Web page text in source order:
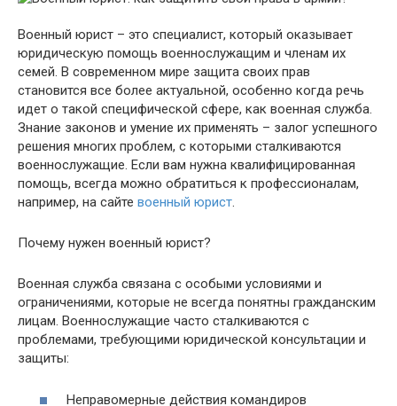
Военный юрист – это специалист, который оказывает
юридическую помощь военнослужащим и членам их
семей. В современном мире защита своих прав
становится все более актуальной, особенно когда речь
идет о такой специфической сфере, как военная служба.
Знание законов и умение их применять – залог успешного
решения многих проблем, с которыми сталкиваются
военнослужащие. Если вам нужна квалифицированная
помощь, всегда можно обратиться к профессионалам,
например, на сайте военный юрист.
Почему нужен военный юрист?
Военная служба связана с особыми условиями и
ограничениями, которые не всегда понятны гражданским
лицам. Военнослужащие часто сталкиваются с
проблемами, требующими юридической консультации и
защиты:
Неправомерные действия командиров